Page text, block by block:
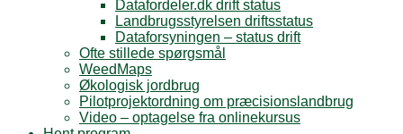
Datafordeler.dk drift status
Landbrugsstyrelsen driftsstatus
Dataforsyningen – status drift
Ofte stillede spørgsmål
WeedMaps
Økologisk jordbrug
Pilotprojektordning om præcisionslandbrug
Video – optagelse fra onlinekursus